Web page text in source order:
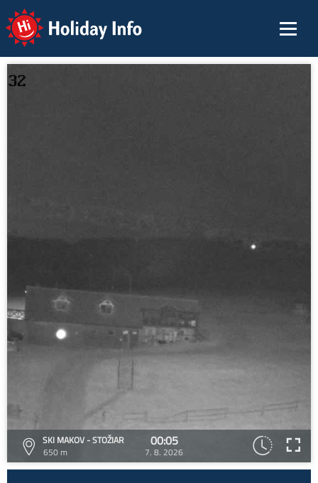
Holiday Info
SKI MAKOV - STOŽIAR
650 m
00:05
7. 8. 2026